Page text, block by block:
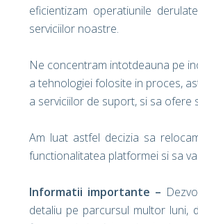
eficientizam operatiunile
serviciilor noastre.
Ne concentram intotdeauna pe
a tehnologiei folosite in proces,
a serviciilor de suport, si sa
Am luat astfel decizia sa
functionalitatea platformei si sa
Informatii importante –
detaliu pe parcursul multor luni,